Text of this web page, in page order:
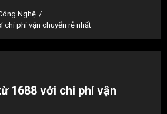
Nghệ
chi phí vận chuyển rẻ nhất
1688 với chi phí vận